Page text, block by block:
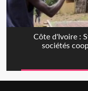
Côte d'Ivoire :
sociétés